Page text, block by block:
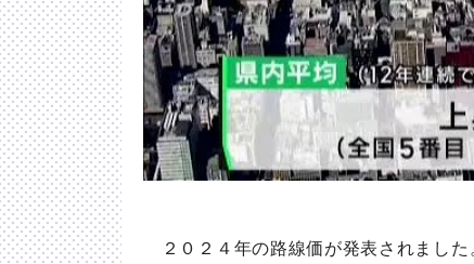
２０２４年の路線価が発表されました